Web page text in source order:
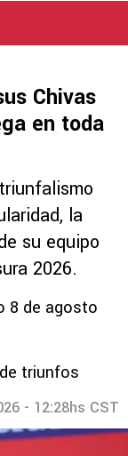
Chivas
en toda
la
su equipo
2026.
8 de agosto
triunfos
- 12:28hs CST